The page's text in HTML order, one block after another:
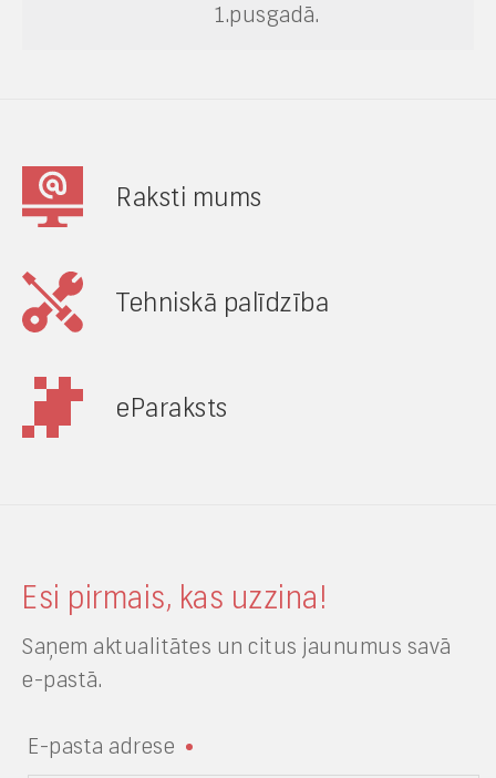
1.pusgadā.
Raksti mums
Tehniskā palīdzība
eParaksts
Esi pirmais, kas uzzina!
Saņem aktualitātes un citus jaunumus savā
e-pastā.
E-pasta adrese